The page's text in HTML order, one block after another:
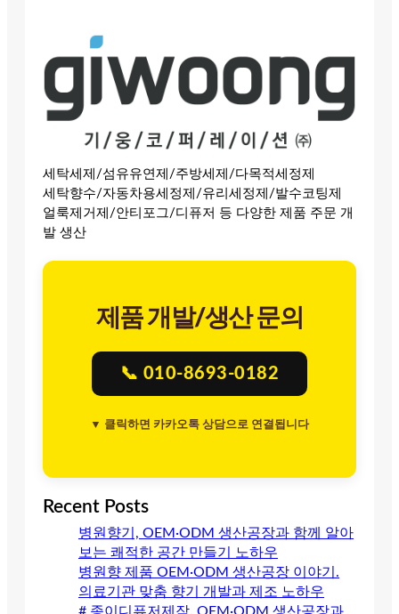
세탁세제/섬유유연제/주방세제/다목적세정제
세탁향수/자동차용세정제/유리세정제/발수코팅제
얼룩제거제/안티포그/디퓨저 등 다양한 제품 주문 개
발 생산
제품 개발/생산 문의
📞 010-8693-0182
▼ 클릭하면 카카오톡 상담으로 연결됩니다
Recent Posts
병원향기, OEM·ODM 생산공장과 함께 알아
보는 쾌적한 공간 만들기 노하우
병원향 제품 OEM·ODM 생산공장 이야기.
의료기관 맞춤 향기 개발과 제조 노하우